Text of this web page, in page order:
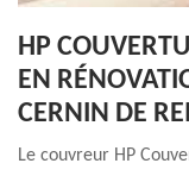
HP
EN
CERNIN DE
Le couvreur HP